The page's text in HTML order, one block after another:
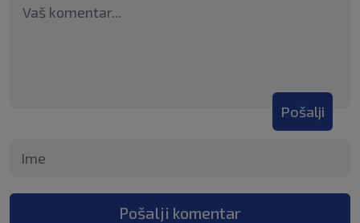
Pošalji
Pošalji komentar